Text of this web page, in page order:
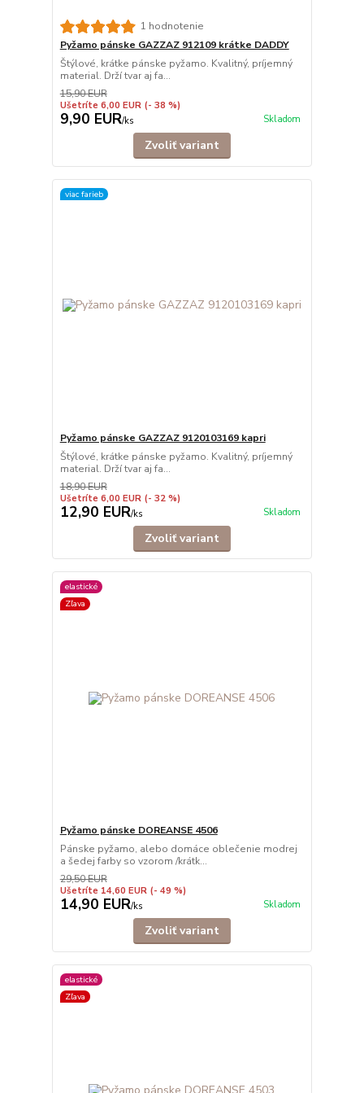
1 hodnotenie
Pyžamo pánske GAZZAZ 912109 krátke DADDY
Štýlové, krátke pánske pyžamo. Kvalitný, príjemný
material. Drží tvar aj fa...
15,90 EUR
Ušetríte 6,00 EUR (- 38 %)
9,90 EUR/ks Skladom
Zvoliť variant
viac farieb
Pyžamo pánske GAZZAZ 9120103169 kapri
Štýlové, krátke pánske pyžamo. Kvalitný, príjemný
material. Drží tvar aj fa...
18,90 EUR
Ušetríte 6,00 EUR (- 32 %)
12,90 EUR/ks Skladom
Zvoliť variant
elastické
Zľava
Pyžamo pánske DOREANSE 4506
Pánske pyžamo, alebo domáce oblečenie modrej
a šedej farby so vzorom /krátk...
29,50 EUR
Ušetríte 14,60 EUR (- 49 %)
14,90 EUR/ks Skladom
Zvoliť variant
elastické
Zľava